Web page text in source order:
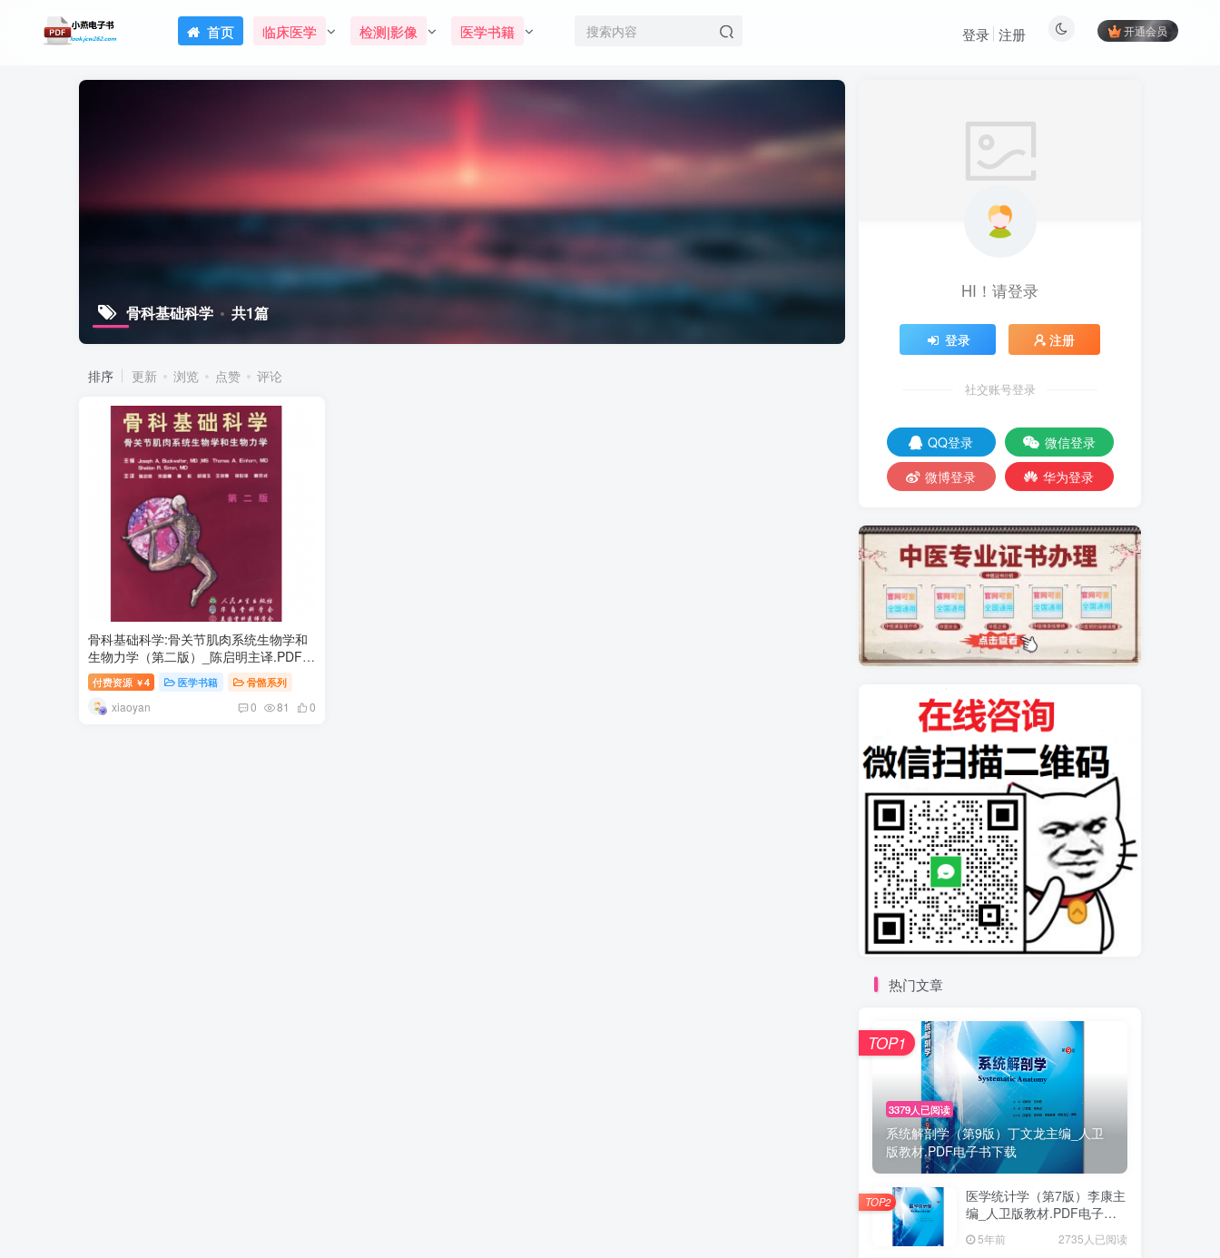
首页 临床医学 检测|影像 医学书籍 开通会员
登录 注册
骨科基础科学 共1篇
排序 更新 浏览 点赞 评论
骨科基础科学:骨关节肌肉系统生物学和
生物力学（第二版）_陈启明主译.PDF电
子书下载
付费资源 ￥4 医学书籍 骨骼系列
xiaoyan 0 81 0
HI！请登录
登录 注册
社交账号登录
QQ登录
微信登录
微博登录
华为登录
热门文章
3379人已阅读
系统解剖学（第9版）丁文龙主编_人卫
版教材.PDF电子书下载
TOP1
医学统计学（第7版）李康主
编_人卫版教材.PDF电子书
下载5年前 2735人已阅读
TOP2